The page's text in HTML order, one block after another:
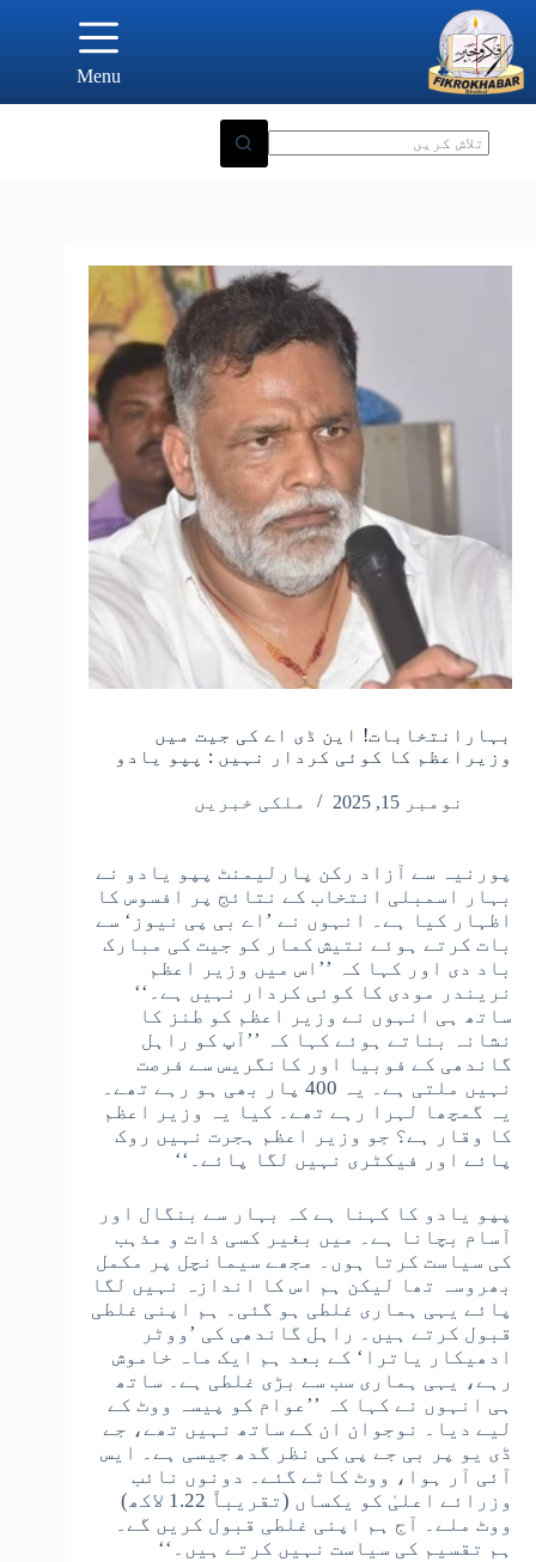
content
Menu
بہارانتخابات! این ڈی اے کی جیت میں
وزیراعظم کا کوئی کردار نہیں : پپو یادو
نومبر 15, 2025 ملکی خبریں
پورنیہ سے آزاد رکن پارلیمنٹ پپو یادو نے
بہار اسمبلی انتخاب کے نتائج پر افسوس کا
اظہار کیا ہے۔ انہوں نے ’اے بی پی نیوز‘ سے
بات کرتے ہوئے نتیش کمار کو جیت کی مبارک
باد دی اور کہا کہ ’’اس میں وزیر اعظم
نریندر مودی کا کوئی کردار نہیں ہے۔‘‘
ساتھ ہی انہوں نے وزیر اعظم کو طنز کا
نشانہ بناتے ہوئے کہا کہ ’’آپ کو راہل
گاندھی کے فوبیا اور کانگریس سے فرصت
نہیں ملتی ہے۔ یہ 400 پار بھی ہو رہے تھے۔
یہ گمچھا لہرا رہے تھے۔ کیا یہ وزیر اعظم
کا وقار ہے؟ جو وزیر اعظم ہجرت نہیں روک
پائے اور فیکٹری نہیں لگا پائے۔‘‘
پپو یادو کا کہنا ہے کہ بہار سے بنگال اور
آسام بچانا ہے۔ میں بغیر کسی ذات و مذہب
کی سیاست کرتا ہوں۔ مجھے سیمانچل پر مکمل
بھروسہ تھا لیکن ہم اس کا اندازہ نہیں لگا
پائے یہی ہماری غلطی ہو گئی۔ ہم اپنی غلطی
قبول کرتے ہیں۔ راہل گاندھی کی ’ووٹر
ادھیکار یاترا‘ کے بعد ہم ایک ماہ خاموش
رہے، یہی ہماری سب سے بڑی غلطی ہے۔ ساتھ
ہی انہوں نے کہا کہ ’’عوام کو پیسہ ووٹ کے
لیے دیا۔ نوجوان ان کے ساتھ نہیں تھے، جے
ڈی یو پر بی جے پی کی نظر گدھ جیسی ہے۔ ایس
آئی آر ہوا، ووٹ کاٹے گئے۔ دونوں نائب
وزرائے اعلیٰ کو یکساں (تقریباً 1.22 لاکھ)
ووٹ ملے۔ آج ہم اپنی غلطی قبول کریں گے۔
ہم تقسیم کی سیاست نہیں کرتے ہیں۔‘‘